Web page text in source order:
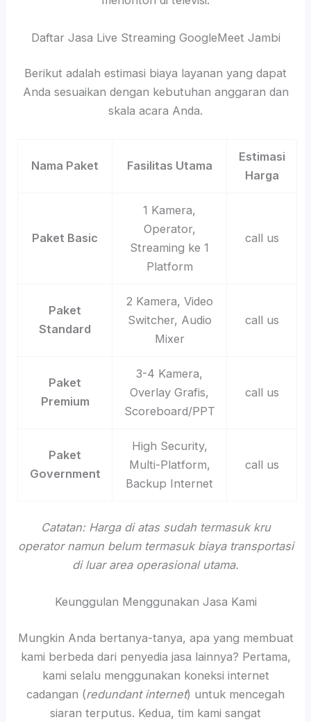
Daftar Jasa Live Streaming GoogleMeet Jambi
Berikut adalah estimasi biaya layanan yang dapat
Anda sesuaikan dengan kebutuhan anggaran dan
skala acara Anda.
Nama Paket Fasilitas Utama
Estimasi
Harga
Paket Basic
1 Kamera,
Operator,
Streaming ke 1
Platform
call us
Paket
Standard
2 Kamera, Video
Switcher, Audio
Mixer
call us
Paket
Premium
3-4 Kamera,
Overlay Grafis,
Scoreboard/PPT
call us
Paket
Government
High Security,
Multi-Platform,
Backup Internet
call us
Catatan: Harga di atas sudah termasuk kru
operator namun belum termasuk biaya transportasi
di luar area operasional utama.
Keunggulan Menggunakan Jasa Kami
Mungkin Anda bertanya-tanya, apa yang membuat
kami berbeda dari penyedia jasa lainnya? Pertama,
kami selalu menggunakan koneksi internet
cadangan (redundant internet) untuk mencegah
siaran terputus. Kedua, tim kami sangat